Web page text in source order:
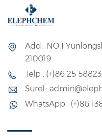
Add : NO.1
210019
Telp : (+)86 25
Surel :
WhatsApp : (+)86